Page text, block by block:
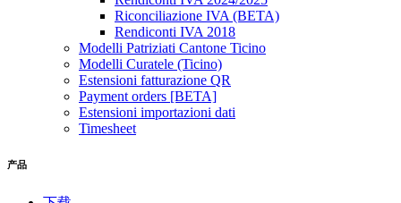
Riconciliazione IVA (BETA)
Rendiconti IVA 2018
Modelli Patriziati Cantone Ticino
Modelli Curatele (Ticino)
Estensioni fatturazione QR
Payment orders [BETA]
Estensioni importazioni dati
Timesheet
产品